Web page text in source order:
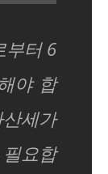
부터 6
야 합
세가
요합